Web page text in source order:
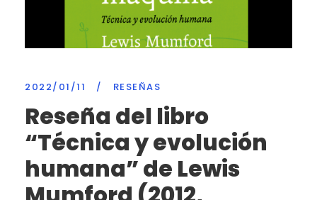
2022/01/11 / RESEÑAS
Reseña del libro
“Técnica y evolución
humana” de Lewis